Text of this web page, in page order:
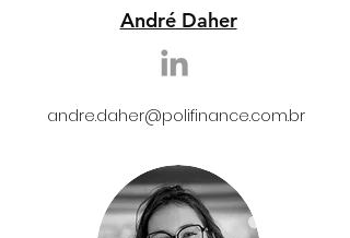
André Daher
andre.daher@polifinance.com.br